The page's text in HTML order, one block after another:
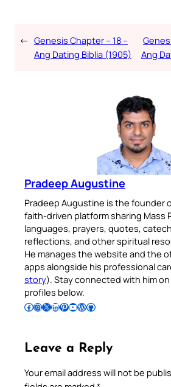
← Genesis Chapter – 18 –
Ang Dating Biblia (1905)
Ang
Pradeep Augustine
Pradeep Augustine is the founder
faith-driven platform sharing Mass
languages, prayers, quotes,
reflections, and other spiritual
He manages the website and the
apps alongside his professional
story). Stay connected with him
profiles below.
Follow Pradeep on Facebook Follow Pradeep on InstagramFollow Pradeep on X Follow Pradeep on LinkedIn Follow Pradeep on Pinterest Subscribe to Pradeep’s Youtube Channel Follow Pradeep on WordPress Follow Pradeep on GitHub
Leave a Reply
Your email address will not be